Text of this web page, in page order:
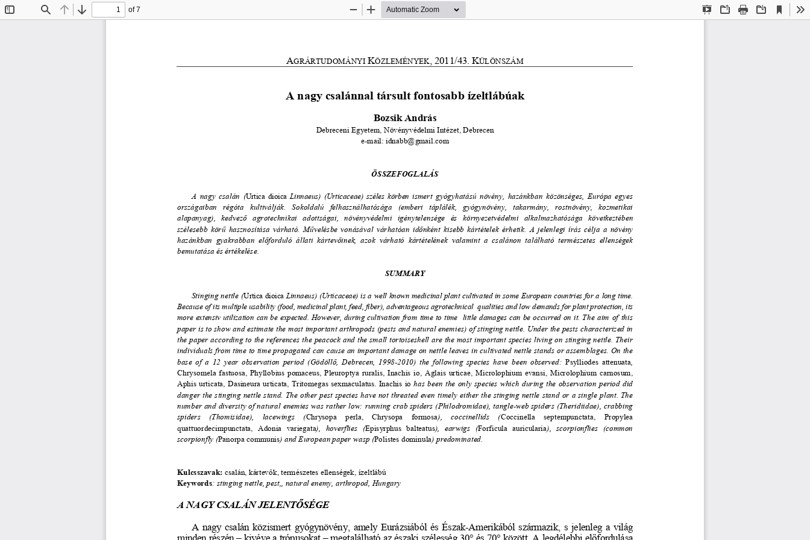
Find Previous
Next
of 7
Presentation
OpenPrint Download
Current
View
Zoom
Zoom
AGRÁRTUDOMÁNYI KÖZLEMÉNYEK 2011/43. KÜLÖNSZÁM
A nagy csalánnal társult fontosabb ízeltlábúak
Bozsik András
Debreceni Egyetem, Növényvédelmi Intézet, Debrecen
e-mail: idnabb@gmail.com
ÖSSZEFOGLALÁS
A  nagy  csalán  (Urtica  dioica
  Linnaeus)  (Urticaceae)  széles  körben  ismert  gyógyhatású  növény,  hazánkban  közönséges,  Európa  egyes
országaiban   régóta   kultiválják.   Sokoldalú felhasználhatósága   (emberi   táplálék,   gyógynövény,   takarmány ,   rostnövény,   kozmetikai
alapanyag),   kedvező
   agrotechnikai   adottságai,   növényvédelmi   igénytelensége
   és   környezetvédelmi   alkalmazhatósága   következtében
szélesebb  körű
  hasznosítása  várható.  M
űvelésbe  vonásával  várhatóan  időnként  kisebb  kártételek  érhetik. A  jelenlegi  írás  célja  a  növény
hazánkban  gyakrabban  előforduló  állati  kártevőinek,  azok  várható  kártételének  valamint a  csalánon  található  természetes  ellenségek
bemutatása és értékelése.
SUMMARY
Stinging nettle (Urtica dioica Linnaeus) (Urticaceae) is a well known medicinal plant cultivated in some European countries for a long time.
Because of its multiple usability (food, medicinal plant, feed, fiber), adventageous agrotechnical qualities and low demands for plant protection, its
more  extensiv  utilization  can  be  expected.  However,  during  cultivation  from  time  to  time    little  damages  can  be  occurred  on  it.
  The  aim  of  this
paper is to show and estimate the most important arthropods (pests and natural enemies) of stinging nettle. Under the pests characterized in
the paper according to the references the peacock and the small tortoiseshell are the most important species living on stinging nettle. Their
individuals from time to time propagated can cause an important damage on nettle leaves in cultivated nettle stands or assemblages. On the
base  of  a  12  year  observation  period  (Gödöllő,  Debrecen,  1998-2010)  the  following
  species  have  been  observed:
Psylliodes  attenuata
Chrysomela  fastuosa,  Phyllobius  pomaceus,  Pleuroptya  ruralis, Inachis  io,  Aglais  urticae,  Microlophium  evansi,  Microlophium  carnosum,
Aphis  urticata,  Dasineura  urticata, Tritomegas  sexmaculatus.  Inachis  io
  has  been  the  only  species  which  during  the  observation  period  did
danger the stinging nettle stand. The other pest species have not threated even timely either the stinging nettle stand or a single plant. The
number and diversity of natural enemies was rather low: running crab spiders (Philodromidae), tangle-web spiders (Theridiidae), crabbing
spiders    (Thomisidae),    lacewings    (Chrysopa    perla,    Chrysopa    formosa),    coccinellids    (Coccinella    septempunctata,    Propylea
quattuordecimpunctata,   Adonia   variegata),   hoverflies   (Episyrphus   balteatus),   earwigs   (Forficula   auricularia ),   scorpionflies   (common
scorpionfly (Panorpa communis) and European paper wasp (Polistes dominula) predominated.
Kulcsszavak: csalán, kártevők, természetes ellenségek, ízeltlábú
Keywords: stinging nettle, pest,, natural enemy, arthropod, Hungary
A NAGY CSALÁN JELENTŐSÉGE
A  nagy  csalán  közismert  gyógynövény,  amely  Eurázsiából  és
  Észak-Amerikából  származik,  s  jelenleg  a  világ
minden részén – kivéve a trópusokat – megtalálható az északi szélesség 30° és 70° között. A legdélebbi előfordulása